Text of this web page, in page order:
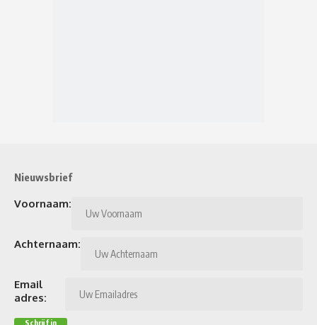
Nieuwsbrief
Voornaam:
Achternaam:
Email
adres: